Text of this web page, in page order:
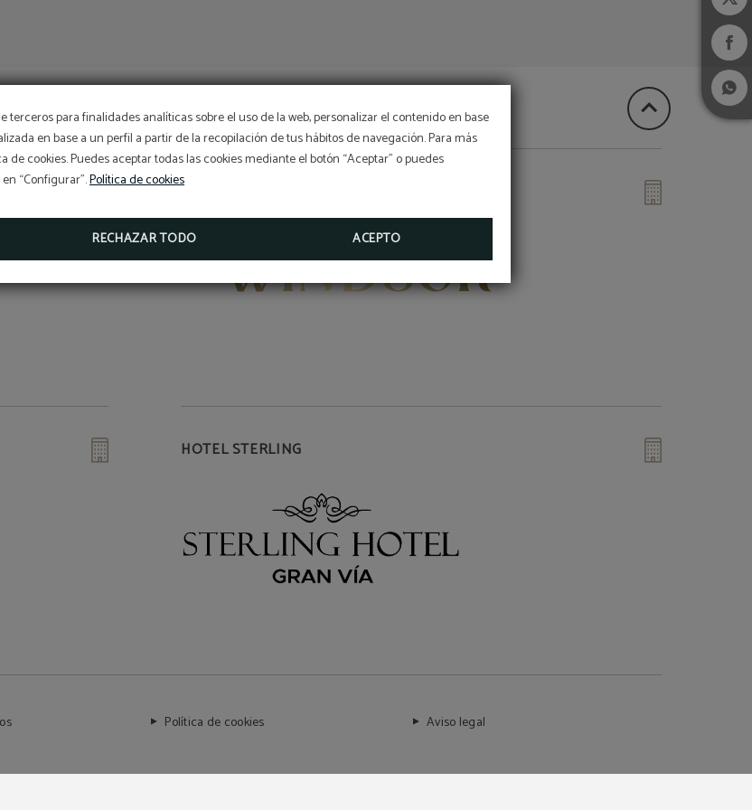
terceros para finalidades analíticas sobre el uso de la web, personalizar el contenido en base
en base a un perfil a partir de la recopilación de tus hábitos de navegación. Para más
cookies. Puedes aceptar todas las cookies mediante el botón “Aceptar” o puedes
“Configurar”.Política de cookies
RECHAZAR TODO ACEPTO
WINDSOR PUERTA DEL SOL
HOTEL STERLING
Política de cookies Aviso legal
¡Suscríbete a nuestra
newsletter!